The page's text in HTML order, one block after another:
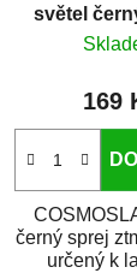
ů
světel
169
černý sprej
určený k